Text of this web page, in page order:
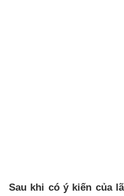
Sau khi có ý kiến của